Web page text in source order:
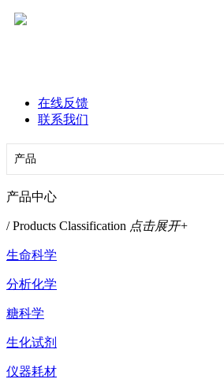
在线反馈
联系我们
产品中心
/ Products Classification 点击展开+
生命科学
分析化学
糖科学
生化试剂
仪器耗材